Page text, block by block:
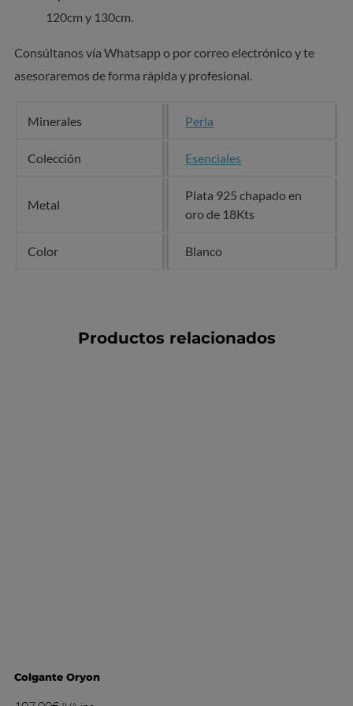
120cm y 130cm.
Consúltanos vía Whatsapp o por correo electrónico y te
asesoraremos de forma rápida y profesional.
Minerales Perla
Colección Esenciales
Metal
Plata 925 chapado en
oro de 18Kts
Color Blanco
Productos relacionados
Colgante Oryon